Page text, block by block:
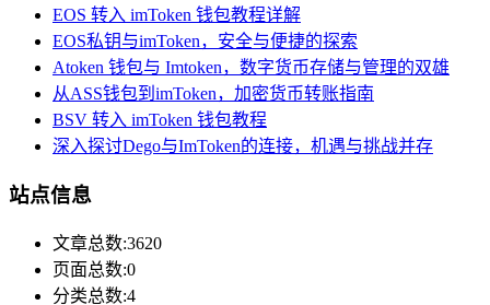
EOS 转入 imToken 钱包教程详解
EOS私钥与imToken，安全与便捷的探索
Atoken 钱包与 Imtoken，数字货币存储与管理的双雄
从ASS钱包到imToken，加密货币转账指南
BSV 转入 imToken 钱包教程
深入探讨Dego与ImToken的连接，机遇与挑战并存
站点信息
文章总数:3620
页面总数:0
分类总数:4